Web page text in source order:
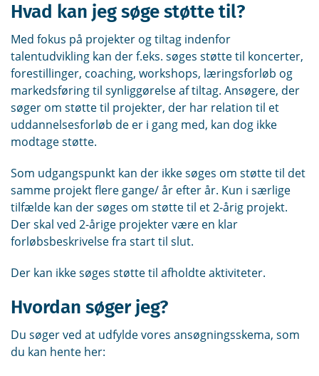
Hvad kan jeg søge støtte til?
Med fokus på projekter og tiltag indenfor
talentudvikling kan der f.eks. søges støtte til koncerter,
forestillinger, coaching, workshops, læringsforløb og
markedsføring til synliggørelse af tiltag. Ansøgere, der
søger om støtte til projekter, der har relation til et
uddannelsesforløb de er i gang med, kan dog ikke
modtage støtte.
Som udgangspunkt kan der ikke søges om støtte til det
samme projekt flere gange/ år efter år. Kun i særlige
tilfælde kan der søges om støtte til et 2-årig projekt.
Der skal ved 2-årige projekter være en klar
forløbsbeskrivelse fra start til slut.
Der kan ikke søges støtte til afholdte aktiviteter.
Hvordan søger jeg?
Du søger ved at udfylde vores ansøgningsskema, som
du kan hente her: